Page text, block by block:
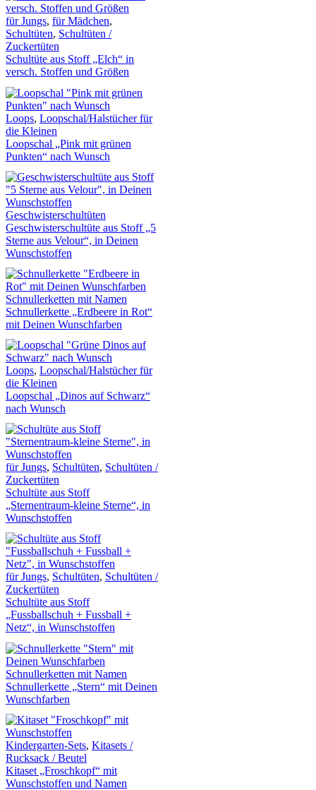
für Jungs, für Mädchen,
Schultüten, Schultüten /
Zuckertüten
Schultüte aus Stoff „Elch“ in
versch. Stoffen und Größen
Loops, Loopschal/Halstücher für
die Kleinen
Loopschal „Pink mit grünen
Punkten“ nach Wunsch
Geschwisterschultüten
Geschwisterschultüte aus Stoff „5
Sterne aus Velour“, in Deinen
Wunschstoffen
Schnullerketten mit Namen
Schnullerkette „Erdbeere in Rot“
mit Deinen Wunschfarben
Loops, Loopschal/Halstücher für
die Kleinen
Loopschal „Dinos auf Schwarz“
nach Wunsch
für Jungs, Schultüten, Schultüten /
Zuckertüten
Schultüte aus Stoff
„Sternentraum-kleine Sterne“, in
Wunschstoffen
für Jungs, Schultüten, Schultüten /
Zuckertüten
Schultüte aus Stoff
„Fussballschuh + Fussball +
Netz“, in Wunschstoffen
Schnullerketten mit Namen
Schnullerkette „Stern“ mit Deinen
Wunschfarben
Kindergarten-Sets, Kitasets /
Rucksack / Beutel
Kitaset „Froschkopf“ mit
Wunschstoffen und Namen